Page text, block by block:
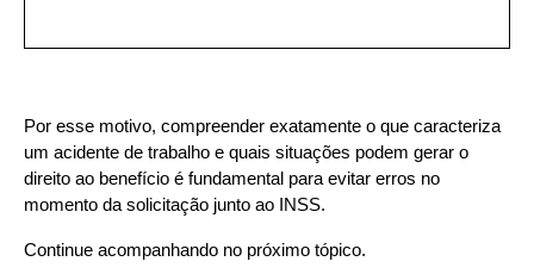
Por esse motivo, compreender exatamente o que caracteriza
um acidente de trabalho e quais situações podem gerar o
direito ao benefício é fundamental para evitar erros no
momento da solicitação junto ao INSS.
Continue acompanhando no próximo tópico.